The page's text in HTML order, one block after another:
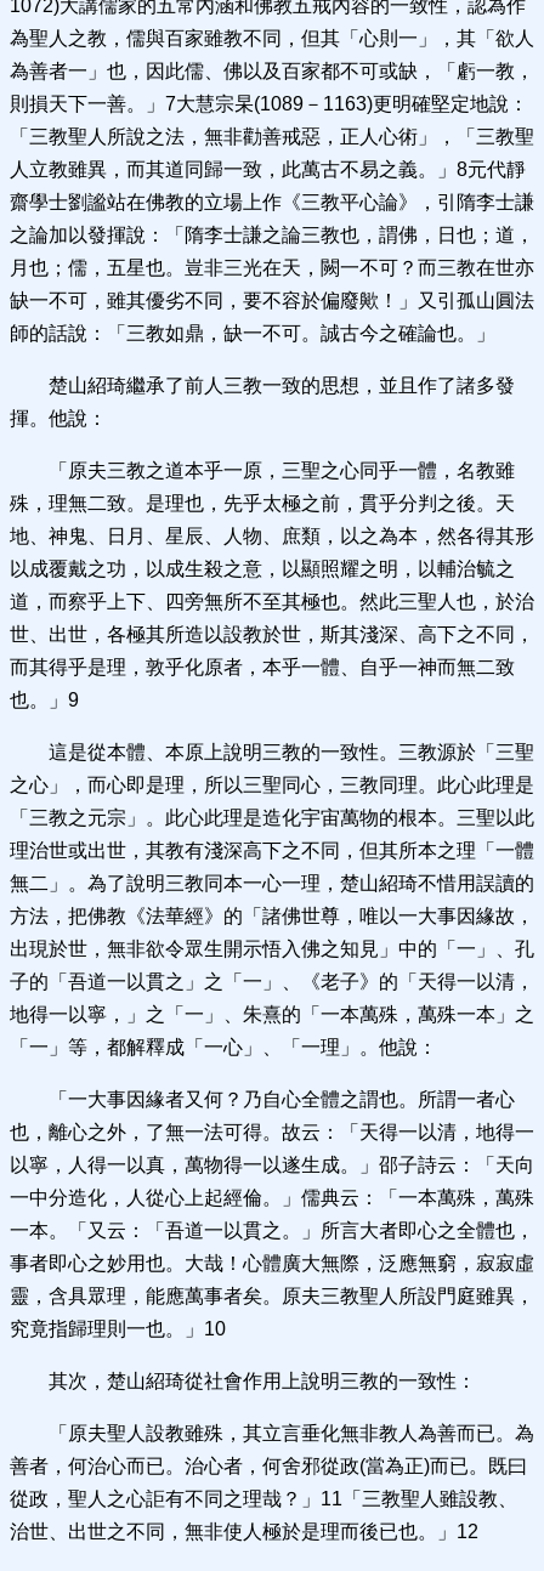
1072)大講儒家的五常內涵和佛教五戒內容的一致性，認為作
為聖人之教，儒與百家雖教不同，但其「心則一」，其「欲人
為善者一」也，因此儒、佛以及百家都不可或缺，「虧一教，
則損天下一善。」7大慧宗杲(1089－1163)更明確堅定地說：
「三教聖人所說之法，無非勸善戒惡，正人心術」，「三教聖
人立教雖異，而其道同歸一致，此萬古不易之義。」8元代靜
齋學士劉謐站在佛教的立場上作《三教平心論》，引隋李士謙
之論加以發揮說：「隋李士謙之論三教也，謂佛，日也；道，
月也；儒，五星也。豈非三光在天，闕一不可？而三教在世亦
缺一不可，雖其優劣不同，要不容於偏廢歟！」又引孤山圓法
師的話說：「三教如鼎，缺一不可。誠古今之確論也。」
楚山紹琦繼承了前人三教一致的思想，並且作了諸多發
揮。他說：
「原夫三教之道本乎一原，三聖之心同乎一體，名教雖
殊，理無二致。是理也，先乎太極之前，貫乎分判之後。天
地、神鬼、日月、星辰、人物、庶類，以之為本，然各得其形
以成覆戴之功，以成生殺之意，以顯照耀之明，以輔治毓之
道，而察乎上下、四旁無所不至其極也。然此三聖人也，於治
世、出世，各極其所造以設教於世，斯其淺深、高下之不同，
而其得乎是理，敦乎化原者，本乎一體、自乎一神而無二致
也。」9
這是從本體、本原上說明三教的一致性。三教源於「三聖
之心」，而心即是理，所以三聖同心，三教同理。此心此理是
「三教之元宗」。此心此理是造化宇宙萬物的根本。三聖以此
理治世或出世，其教有淺深高下之不同，但其所本之理「一體
無二」。為了說明三教同本一心一理，楚山紹琦不惜用誤讀的
方法，把佛教《法華經》的「諸佛世尊，唯以一大事因緣故，
出現於世，無非欲令眾生開示悟入佛之知見」中的「一」、孔
子的「吾道一以貫之」之「一」、《老子》的「天得一以清，
地得一以寧，」之「一」、朱熹的「一本萬殊，萬殊一本」之
「一」等，都解釋成「一心」、「一理」。他說：
「一大事因緣者又何？乃自心全體之謂也。所謂一者心
也，離心之外，了無一法可得。故云：「天得一以清，地得一
以寧，人得一以真，萬物得一以遂生成。」邵子詩云：「天向
一中分造化，人從心上起經倫。」儒典云：「一本萬殊，萬殊
一本。「又云：「吾道一以貫之。」所言大者即心之全體也，
事者即心之妙用也。大哉！心體廣大無際，泛應無窮，寂寂虛
靈，含具眾理，能應萬事者矣。原夫三教聖人所設門庭雖異，
究竟指歸理則一也。」10
其次，楚山紹琦從社會作用上說明三教的一致性：
「原夫聖人設教雖殊，其立言垂化無非教人為善而已。為
善者，何治心而已。治心者，何舍邪從政(當為正)而已。既曰
從政，聖人之心詎有不同之理哉？」11「三教聖人雖設教、
治世、出世之不同，無非使人極於是理而後已也。」12